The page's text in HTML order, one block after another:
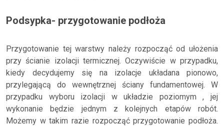
Podsypka- przygotowanie podłoża
Przygotowanie tej warstwy należy rozpocząć od ułożenia
przy ścianie izolacji termicznej. Oczywiście w przypadku,
kiedy decydujemy się na izolacje układana pionowo,
przylegającą do wewnętrznej ściany fundamentowej. W
przypadku wyboru izolacji w układzie poziomym , jej
wykonanie będzie jednym z kolejnych etapów robót.
Możemy w takim razie rozpocząć przygotowanie podłoża.